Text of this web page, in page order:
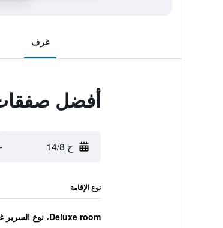
غرف
أفضل
ج 14/8 -
نوع الإقامة
Deluxe room، نوع السرير غير معروف